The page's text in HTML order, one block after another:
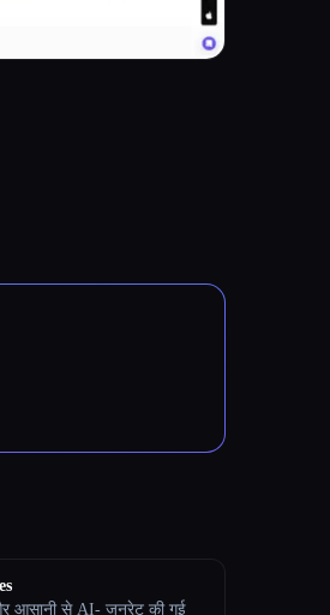
आसानी से AI- जनरेट की गई